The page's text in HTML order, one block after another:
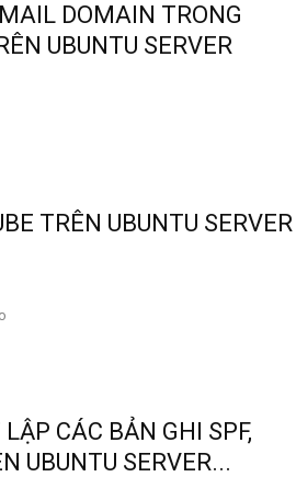
DOMAIN TRONG
UBUNTU SERVER
TRÊN UBUNTU SERVER
CÁC BẢN GHI SPF,
UBUNTU SERVER...